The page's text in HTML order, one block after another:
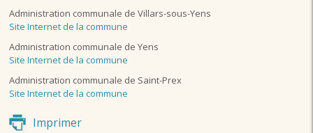
Administration communale de Villars-sous-Yens
Site Internet de la commune
Administration communale de Yens
Site Internet de la commune
Administration communale de Saint-Prex
Site Internet de la commune
Imprimer